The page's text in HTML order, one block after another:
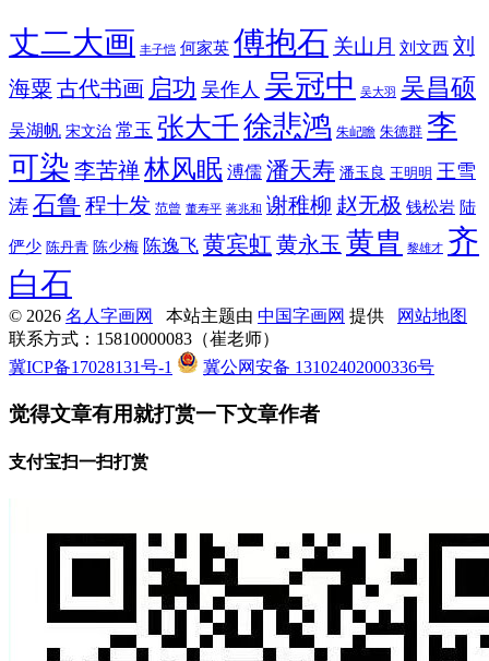
丈二大画 丰子恺 何家英 傅抱石 关山月 刘文西 刘
海粟 古代书画 启功 吴作人 吴冠中 吴大羽 吴昌硕
吴湖帆 宋文治 常玉 张大千徐悲鸿 朱屺瞻 朱德群 李
可染 李苦禅林风眠 溥儒 潘天寿 潘玉良 王明明 王雪
涛 石鲁 程十发 范曾 董寿平 蒋兆和 谢稚柳 赵无极 钱松岩 陆
俨少 陈丹青 陈少梅 陈逸飞 黄宾虹 黄永玉 黄胄 黎雄才 齐
白石
© 2026 名人字画网 本站主题由 中国字画网 提供
网站地图
联系方式：15810000083（崔老师）
冀ICP备17028131号-1
冀公网安备 13102402000336号
觉得文章有用就打赏一下文章作者
支付宝扫一扫打赏